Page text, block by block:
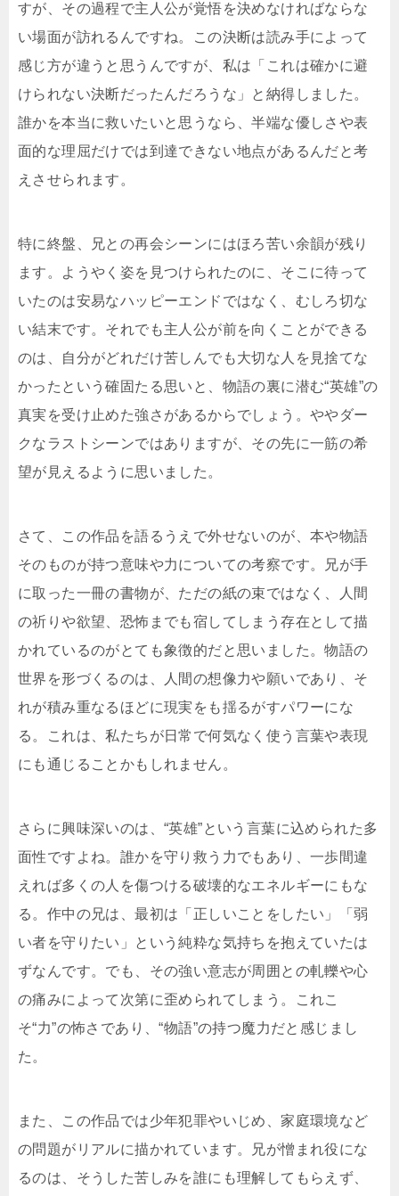
すが、その過程で主人公が覚悟を決めなければならな
い場面が訪れるんですね。この決断は読み手によって
感じ方が違うと思うんですが、私は「これは確かに避
けられない決断だったんだろうな」と納得しました。
誰かを本当に救いたいと思うなら、半端な優しさや表
面的な理屈だけでは到達できない地点があるんだと考
えさせられます。
特に終盤、兄との再会シーンにはほろ苦い余韻が残り
ます。ようやく姿を見つけられたのに、そこに待って
いたのは安易なハッピーエンドではなく、むしろ切な
い結末です。それでも主人公が前を向くことができる
のは、自分がどれだけ苦しんでも大切な人を見捨てな
かったという確固たる思いと、物語の裏に潜む“英雄”の
真実を受け止めた強さがあるからでしょう。ややダー
クなラストシーンではありますが、その先に一筋の希
望が見えるように思いました。
さて、この作品を語るうえで外せないのが、本や物語
そのものが持つ意味や力についての考察です。兄が手
に取った一冊の書物が、ただの紙の束ではなく、人間
の祈りや欲望、恐怖までも宿してしまう存在として描
かれているのがとても象徴的だと思いました。物語の
世界を形づくるのは、人間の想像力や願いであり、そ
れが積み重なるほどに現実をも揺るがすパワーにな
る。これは、私たちが日常で何気なく使う言葉や表現
にも通じることかもしれません。
さらに興味深いのは、“英雄”という言葉に込められた多
面性ですよね。誰かを守り救う力でもあり、一歩間違
えれば多くの人を傷つける破壊的なエネルギーにもな
る。作中の兄は、最初は「正しいことをしたい」「弱
い者を守りたい」という純粋な気持ちを抱えていたは
ずなんです。でも、その強い意志が周囲との軋轢や心
の痛みによって次第に歪められてしまう。これこ
そ“力”の怖さであり、“物語”の持つ魔力だと感じまし
た。
また、この作品では少年犯罪やいじめ、家庭環境など
の問題がリアルに描かれています。兄が憎まれ役にな
るのは、そうした苦しみを誰にも理解してもらえず、